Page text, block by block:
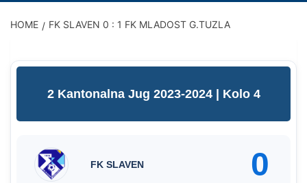
HOME FK SLAVEN 0 : 1 FK MLADOST G.TUZLA
2 Kantonalna Jug 2023-2024 | Kolo 4
FK SLAVEN 0